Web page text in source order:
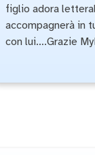
figlio adora
accompagnerà in
con lui….Grazie